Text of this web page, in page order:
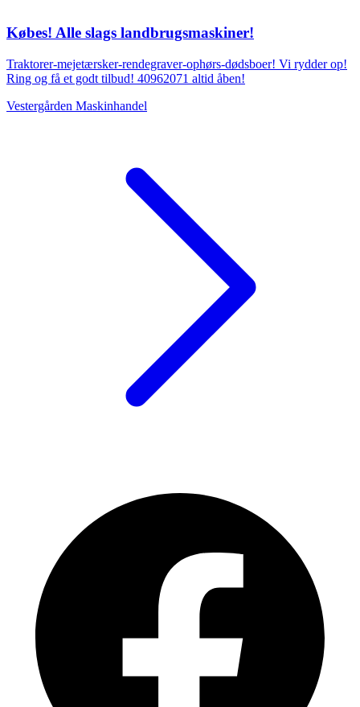
Købes! Alle slags landbrugsmaskiner!
Traktorer-mejetærsker-rendegraver-ophørs-dødsboer! Vi rydder op!
Ring og få et godt tilbud! 40962071 altid åben!
Vestergården Maskinhandel